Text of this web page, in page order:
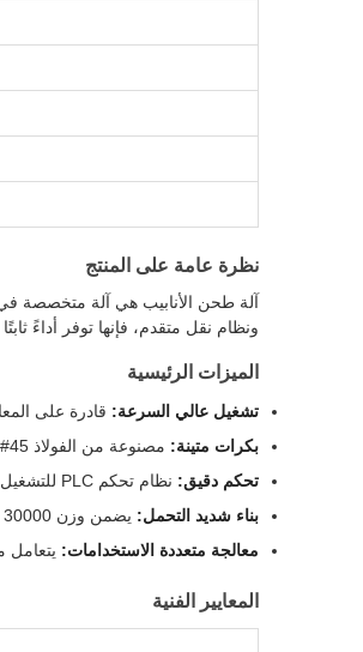
نظرة عامة على المنتج
ونظام نقل متقدم، فإنها توفر أداءً ثابتًا
الميزات الرئيسية
تشغيل عالي السرعة: قادرة على
بكرات متينة: مصنوعة من الفولاذ 45# بصلابة HRC58-62 وسطح مطلي بالكروم
تحكم دقيق: نظام تحكم PLC للتشغيل الدقيق
بناء شديد التحمل: يضمن وزن 30000 كجم الثبات أثناء التشغيل
معالجة متعددة الاستخدامات: يتعامل مع
المعايير الفنية